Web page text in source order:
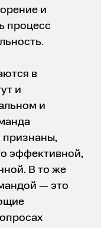
и
процесс
в
и
и
признаны,
эффективной,
В то же
— это